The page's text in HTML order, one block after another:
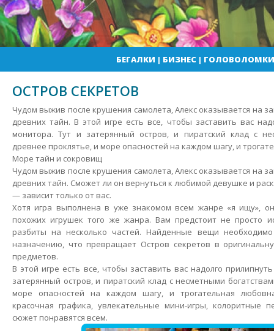
БЕГАЛКИ | БИЗНЕС| ГОЛОВОЛОМКИ
ОСТРОВ СЕКРЕТОВ
Чудом выжив после крушения самолета, Алекс оказывается на
древних тайн. В этой игре есть все, чтобы заставить вас
монитора. Тут и затерянный остров, и пиратский клад с
древнее проклятье, и море опасностей на каждом шагу, и
Море тайн и сокровищ
Чудом выжив после крушения самолета, Алекс оказывается на
древних тайн. Сможет ли он вернуться к любимой девушке и
— зависит только от вас.
Хотя игра выполнена в уже знакомом всем жанре «я ищу»,
похожих игрушек того же жанра. Вам предстоит не просто
разбиты на несколько частей. Найденные вещи
назначению, что превращает Остров секретов в
предметов.
В этой игре есть все, чтобы заставить вас надолго
затерянный остров, и пиратский клад с несметными
море опасностей на каждом шагу, и трогательная
красочная графика, увлекательные мини-игры, колоритные
сюжет понравятся всем.